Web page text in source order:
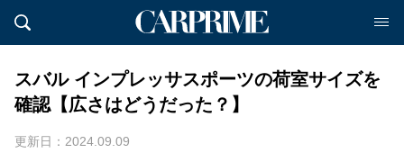
スバル インプレッサスポーツの荷室サイズを
確認【広さはどうだった？】
更新日：2024.09.09